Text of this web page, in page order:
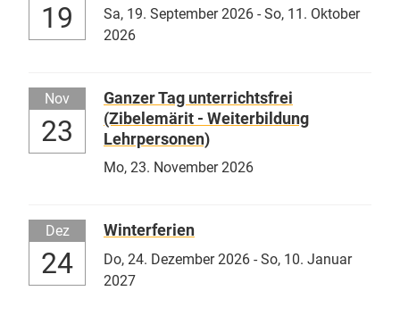
19 Sa, 19. September 2026 - So, 11. Oktober
2026
Nov
23
Ganzer Tag unterrichtsfrei
(Zibelemärit - Weiterbildung
Lehrpersonen)
Mo, 23. November 2026
Dez
24
Winterferien
Do, 24. Dezember 2026 - So, 10. Januar
2027